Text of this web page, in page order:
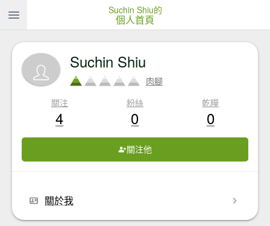
Suchin Shiu的
個人首頁
Suchin Shiu
肉腳
關注
4
粉絲
0
乾糧
0
關注他
關於我